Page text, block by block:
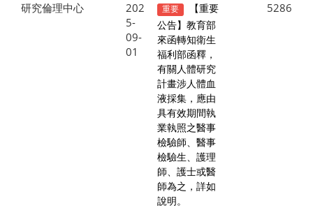
研究倫理中心
202
5-
09-
01
重要
【重要
公告】教育部
來函轉知衛生
福利部函釋，
有關人體研究
計畫涉人體血
液採集，應由
具有效期間執
業執照之醫事
檢驗師、醫事
檢驗生、護理
師、護士或醫
師為之，詳如
說明。
5286